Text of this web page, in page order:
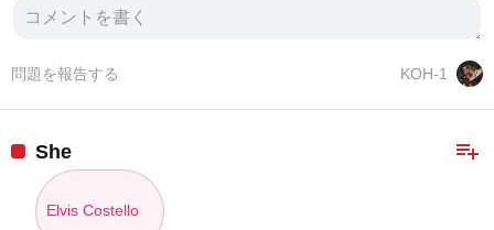
KOH-1
問題を報告する
playlist_add
She
Elvis Costello